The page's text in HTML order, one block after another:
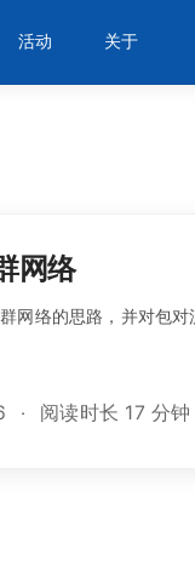
活动 关于
网络
络的思路，并对包对
阅读时长 17 分钟